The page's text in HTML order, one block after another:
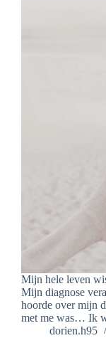
Mijn hele leven
Mijn diagnose
hoorde over mijn
met me was… Ik
dorien.h95